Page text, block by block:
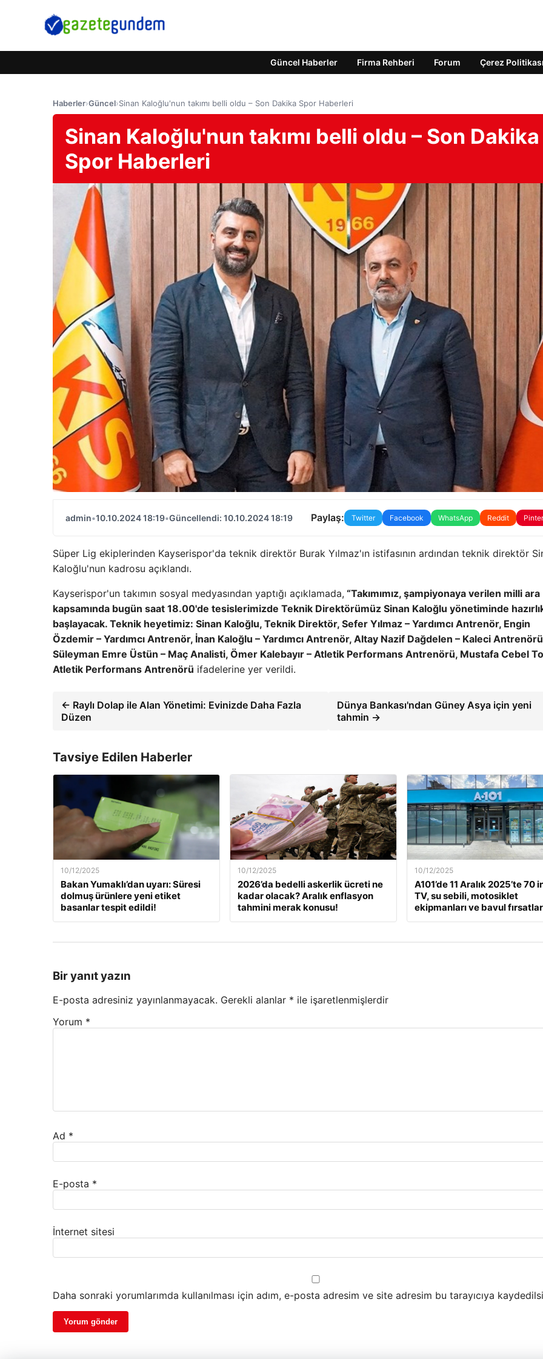
Güncel Haberler Firma Rehberi Forum Çerez Politikası
Haberler›Güncel›Sinan Kaloğlu'nun takımı belli oldu – Son Dakika Spor Haberleri
Sinan Kaloğlu'nun takımı belli oldu – Son Dakika
Spor Haberleri
admin•10.10.2024 18:19•Güncellendi: 10.10.2024 18:19 Paylaş: Twitter Facebook WhatsApp Reddit
Süper Lig ekiplerinden Kayserispor'da teknik direktör Burak Yılmaz'ın istifasının ardından teknik direktör
Kaloğlu'nun kadrosu açıklandı.
Kayserispor'un takımın sosyal medyasından yaptığı açıklamada, “Takımımız, şampiyonaya verilen milli ara
kapsamında bugün saat 18.00'de tesislerimizde Teknik Direktörümüz Sinan Kaloğlu yönetiminde
başlayacak. Teknik heyetimiz: Sinan Kaloğlu, Teknik Direktör, Sefer Yılmaz – Yardımcı Antrenör, Engin
Özdemir – Yardımcı Antrenör, İnan Kaloğlu – Yardımcı Antrenör, Altay Nazif Dağdelen – Kaleci
Süleyman Emre Üstün – Maç Analisti, Ömer Kalebayır – Atletik Performans Antrenörü, Mustafa Cebel
Atletik Performans Antrenörü ifadelerine yer verildi.
← Raylı Dolap ile Alan Yönetimi: Evinizde Daha Fazla
Düzen
Dünya Bankası'ndan Güney Asya için yeni
tahmin →
Tavsiye Edilen Haberler
10/12/2025
Bakan Yumaklı’dan uyarı: Süresi
dolmuş ürünlere yeni etiket
basanlar tespit edildi!
10/12/2025
2026’da bedelli askerlik ücreti ne
kadar olacak? Aralık enflasyon
tahmini merak konusu!
10/12/2025
A101’de 11 Aralık 2025’te 70
TV, su sebili, motosiklet
ekipmanları ve bavul
Bir yanıt yazın
E-posta adresiniz yayınlanmayacak. Gerekli alanlar * ile işaretlenmişlerdir
Yorum *
Ad *
E-posta *
İnternet sitesi
Daha sonraki yorumlarımda kullanılması için adım, e-posta adresim ve site adresim bu tarayıcıya